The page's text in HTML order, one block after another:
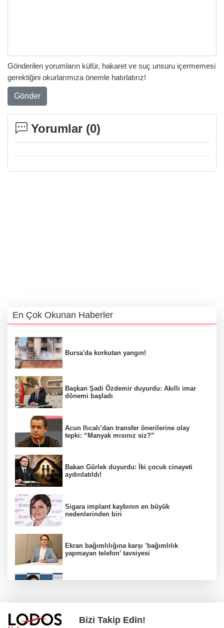
Gönderilen yorumların küfür, hakaret ve suç unsuru içermemesi
gerektiğini okurlarımıza önemle hatırlatırız!
Gönder
Yorumlar (0)
En Çok Okunan Haberler
Bursa'da korkutan yangın!
Başkan Şadi Özdemir duyurdu: Akıllı imar
dönemi başladı
Acun Ilıcalı’dan transfer önerilerine olay
tepki: “Manyak mısınız siz?”
Bakan Gürlek duyurdu: İki çocuk cinayeti
aydınlatıldı!
Sigara implant kaybının en büyük
nedenlerinden biri
Ekran bağımlılığına karşı ’bağımlılık
yapmayan telefon’ tavsiyesi
2 çocuğun ölümünde gerçek ortaya çıktı!
Bizi Takip Edin!